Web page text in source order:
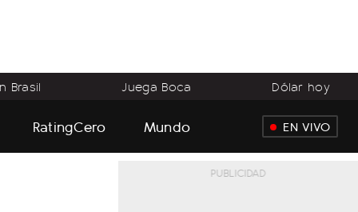
Brasil Juega Boca Dólar hoy
RatingCero Mundo EN VIVO